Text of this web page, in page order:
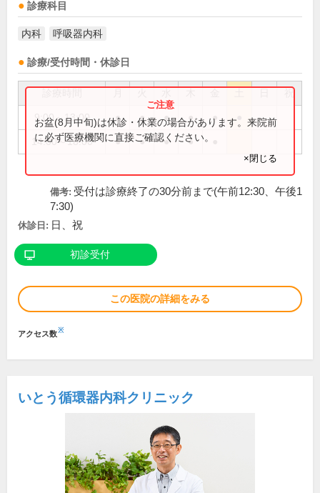
診療科目
内科 呼吸器内科
診療/受付時間・休診日
祝
9:00～13:00 ● ● ● ● ●
14:00～18:00 ● ● ● ●
お盆(8月中旬)は休診・休業の場合があります。来院前
に必ず医療機関に直接ご確認ください。
×閉じる
備考: 受付は診療終了の30分前まで(午前12:30、午後1
7:30)
休診日: 日、祝
初診受付
この医院の詳細をみる
アクセス数※
いとう循環器内科クリニック